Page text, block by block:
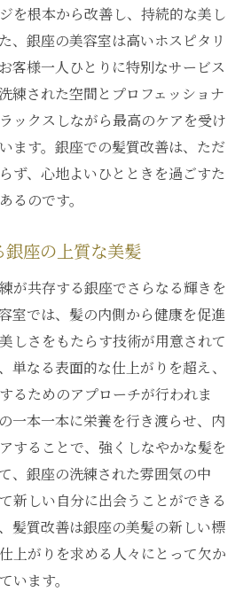
を根本から改善し、持続的な美し
、銀座の美容室は高いホスピタリ
客様一人ひとりに特別なサービス
練された空間とプロフェッショナ
ックスしながら最高のケアを受け
ます。銀座での髪質改善は、ただ
ず、心地よいひとときを過ごすた
るのです。
座の上質な美髪
が共存する銀座でさらなる輝きを
室では、髪の内側から健康を促進
しさをもたらす技術が用意されて
単なる表面的な仕上がりを超え、
るためのアプローチが行われま
一本一本に栄養を行き渡らせ、内
することで、強くしなやかな髪を
、銀座の洗練された雰囲気の中
新しい自分に出会うことができる
髪質改善は銀座の美髪の新しい標
上がりを求める人々にとって欠か
います。